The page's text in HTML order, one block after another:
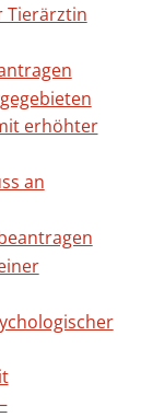
Tierärztin
erhöhter
an